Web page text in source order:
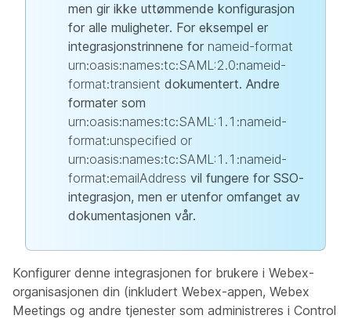
men gir ikke uttømmende konfigurasjon
for alle muligheter. For eksempel er
integrasjonstrinnene for nameid-format
urn:oasis:names:tc:SAML:2.0:nameid-
format:transient dokumentert. Andre
formater som
urn:oasis:names:tc:SAML:1.1:nameid-
format:unspecified or
urn:oasis:names:tc:SAML:1.1:nameid-
format:emailAddress vil fungere for SSO-
integrasjon, men er utenfor omfanget av
dokumentasjonen vår.
Konfigurer denne integrasjonen for brukere i Webex-
organisasjonen din (inkludert Webex-appen, Webex
Meetings og andre tjenester som administreres i Control